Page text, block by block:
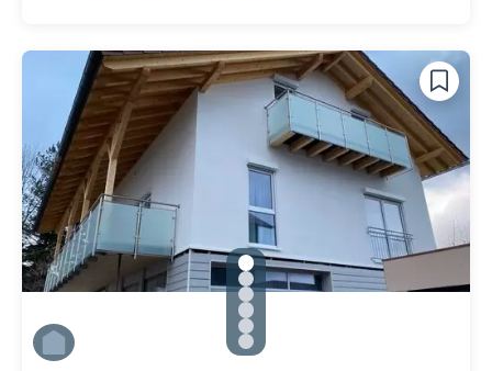
gallery.slide_selector
Zu Slide 1 wechseln
Zu Slide 2 wechseln
Zu Slide 3 wechseln
Zu Slide 4 wechseln
Zu Slide 5 wechseln
Zu Slide 6 wechseln